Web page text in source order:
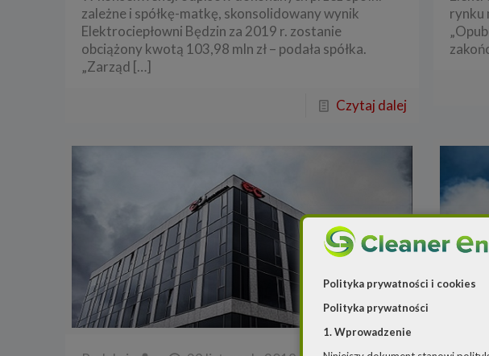
zależne i spółkę-matkę, skonsolidowany wynik
Elektrociepłowni Będzin za 2019 r. zostanie
obciążony kwotą 103,98 mln zł – podała spółka.
„Zarząd […]
Czytaj dalej
rynku
Polityka prywatności i cookies
Polityka prywatności
1. Wprowadzenie